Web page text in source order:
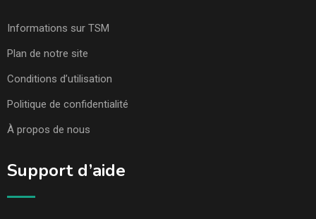
Informations sur TSM
Plan de notre site
Conditions d’utilisation
Politique de confidentialité
À propos de nous
Support d’aide